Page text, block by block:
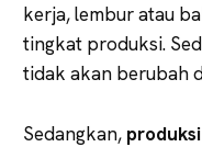
kerja, lembur atau
tingkat produksi.
tidak akan berubah
Sedangkan,